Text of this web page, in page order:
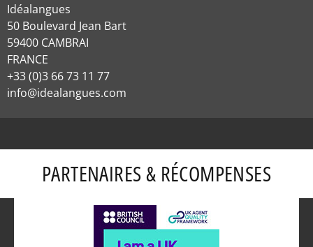
Idéalangues
50 Boulevard Jean Bart
59400 CAMBRAI
FRANCE
+33 (0)3 66 73 11 77
info@idealangues.com
PARTENAIRES & RÉCOMPENSES